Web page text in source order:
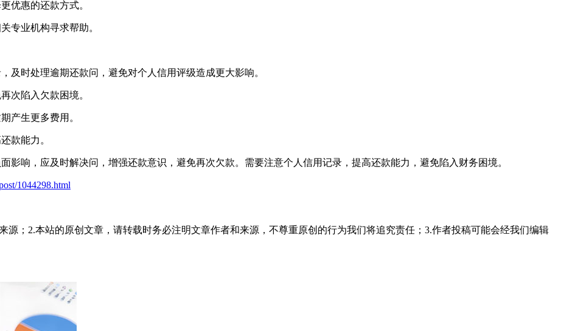
优惠的还款方式。
专业机构寻求帮助。
及时处理逾期还款问，避免对个人信用评级造成更大影响。
次陷入欠款困境。
产生更多费用。
款能力。
影响，应及时解决问，增强还款意识，避免再次欠款。需要注意个人信用记录，提高还款能力，避免陷入财务困境。
1044298.html
源；2.本站的原创文章，请转载时务必注明文章作者和来源，不尊重原创的行为我们将追究责任；3.作者投稿可能会经我们编辑